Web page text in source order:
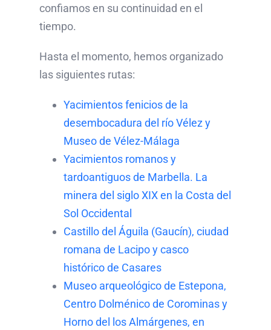
confiamos en su continuidad en el
tiempo.
Hasta el momento, hemos organizado
las siguientes rutas:
Yacimientos fenicios de la
desembocadura del río Vélez y
Museo de Vélez-Málaga
Yacimientos romanos y
tardoantiguos de Marbella. La
minera del siglo XIX en la Costa del
Sol Occidental
Castillo del Águila (Gaucín), ciudad
romana de Lacipo y casco
histórico de Casares
Museo arqueológico de Estepona,
Centro Dolménico de Corominas y
Horno del los Almárgenes, en